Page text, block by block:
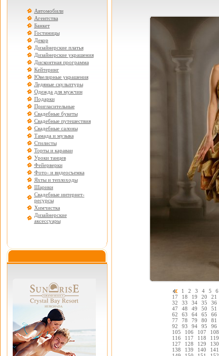
Автомобили
Агентства
Банкет
Гостиницы
Декор
Дизайнерские платья
Дизайнерские украшения
Дисконтная программа
Кейтеринг
Ювелирные украшения
Ледяные скульптуры
Одежда для мужчин
Подарки
Пригласительные
Свадебные букеты
Свадебные путешествия
Свадебные салоны
Тамада и музыка
Стилисты
Торты и караваи
Уроки танцев
Фейерверки
Фото- и видеосъемка
Яхты и теплоходы
Шарики
Свадебные интернет-
ресурсы
Химчистка
Дизайнерские
аксессуары
1 2 3 4 5
6
17
18 19 20
21
32
33 34 35
36
47
48 49 50
51
62
63 64 65
66
77
78 79 80
81
92
93 94 95
96
105
106 107
108
116
117 118
119
127
128 129
130
138
139 140
141